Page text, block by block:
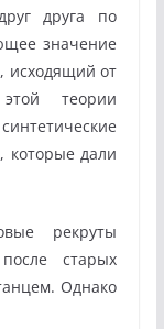
друга по
значение
исходящий от
теории
которые дали
рекруты
старых
Однако